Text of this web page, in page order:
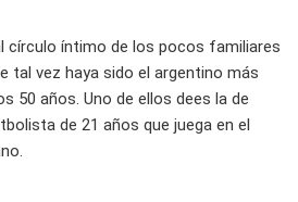
círculo íntimo de los pocos familiares
tal vez haya sido el argentino más
50 años. Uno de ellos dees la de
de 21 años que juega en el